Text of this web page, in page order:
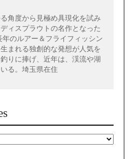
角度から見極め具現化を試み
ィスプラウトの名作となった
年のルアー＆フライフィッシン
まれる独創的な発想が人気を
りに捧げ、近年は、渓流や湖
る。埼玉県在住